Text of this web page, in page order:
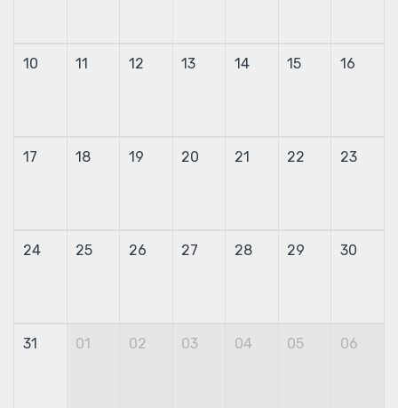
10 11 12 13 14 15 16
17 18 19 20 21 22 23
24 25 26 27 28 29 30
31 01 02 03 04 05 06